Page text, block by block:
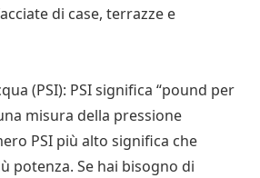
di case, terrazze e
(PSI): PSI significa “pound per
misura della pressione
PSI più alto significa che
potenza. Se hai bisogno di